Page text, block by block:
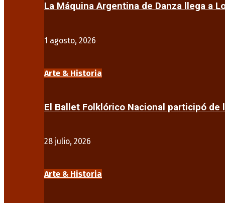
La Máquina Argentina de Danza llega a
1 agosto, 2026
Arte & Historia
El Ballet Folklórico Nacional participó de
28 julio, 2026
Arte & Historia